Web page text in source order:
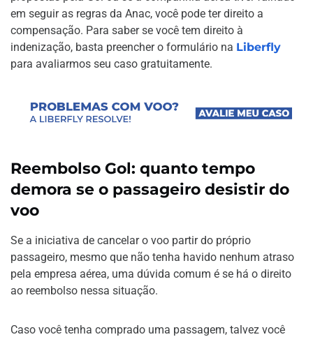
em seguir as regras da Anac, você pode ter direito a
compensação. Para saber se você tem direito à
indenização, basta preencher o formulário na Liberfly
para avaliarmos seu caso gratuitamente.
Reembolso Gol: quanto tempo
demora se o passageiro desistir do
voo
Se a iniciativa de cancelar o voo partir do próprio
passageiro, mesmo que não tenha havido nenhum atraso
pela empresa aérea, uma dúvida comum é se há o direito
ao reembolso nessa situação.
Caso você tenha comprado uma passagem, talvez você